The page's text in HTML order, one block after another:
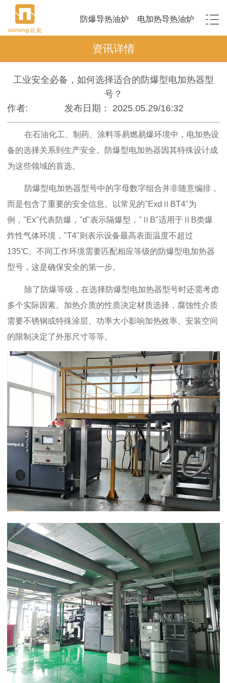
防爆导热油炉 电加热导热油炉
资讯详情
工业安全必备，如何选择适合的防爆型电加热器型
号？
作者:
发布日期： 2025.05.29/16:32
在石油化工、制药、涂料等易燃易爆环境中，电加热设
备的选择关系到生产安全。防爆型电加热器因其特殊设计成
为这些领域的首选。
防爆型电加热器型号中的字母数字组合并非随意编排，
而是包含了重要的安全信息。以常见的"ExdⅡBT4"为
例，"Ex"代表防爆，"d"表示隔爆型，"ⅡB"适用于ⅡB类爆
炸性气体环境，"T4"则表示设备最高表面温度不超过
135℃。不同工作环境需要匹配相应等级的防爆型电加热器
型号，这是确保安全的第一步。
除了防爆等级，在选择防爆型电加热器型号时还需考虑
多个实际因素。加热介质的性质决定材质选择，腐蚀性介质
需要不锈钢或特殊涂层、功率大小影响加热效率 、安装空间
的限制决定了外形尺寸等等。